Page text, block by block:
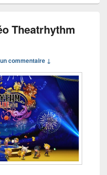
Theatrhythm
commentaire ↓